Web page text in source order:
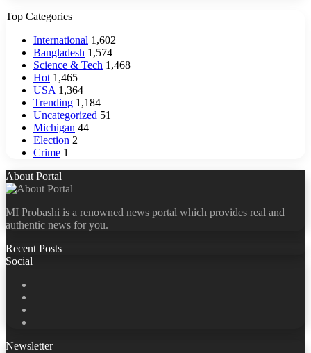
Top Categories
International 1,602
Bangladesh 1,574
Science & Tech 1,468
Hot 1,465
USA 1,364
Trending 1,184
Uncategorized 51
Michigan 44
Election 2
Crime 1
About Portal
MI Probashi is a renowned news portal which provides real and
authentic news for you.
Recent Posts
Social
Newsletter